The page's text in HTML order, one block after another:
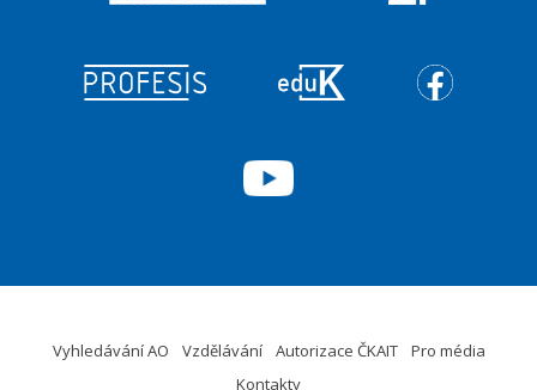
Vyhledávání AO Vzdělávání Autorizace ČKAIT
Pro média
Kontakty